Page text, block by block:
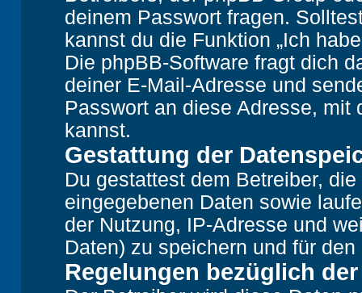
deinem Passwort fragen.
kannst du die Funktion „Ich
Die phpBB-Software fragt dich
deiner E-Mail-Adresse und
Passwort an diese Adresse, mit
kannst.
Gestattung der
Du gestattest dem Betreiber,
eingegebenen Daten sowie
der Nutzung, IP-Adresse und
Daten) zu speichern und für
Regelungen bezüglich